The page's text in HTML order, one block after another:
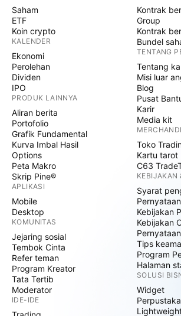
Saham
ETF
Koin crypto
KALENDER
Ekonomi
Perolehan
Dividen
IPO
PRODUK LAINNYA
Aliran berita
Portofolio
Grafik Fundamental
Kurva Imbal Hasil
Options
Peta Makro
Skrip Pine®
APLIKASI
Mobile
Desktop
KOMUNITAS
Jejaring sosial
Tembok Cinta
Refer teman
Program Kreator
Tata Tertib
Moderator
IDE-IDE
Kontrak
Group
Kontrak
Bundel
TENTANG
Tentang
Misi luar
Blog
Pusat
Karir
Media kit
Toko
Kartu
C63
KEBIJAKAN
Syarat
Kebijakan
Kebijakan
Tips
Program
Halaman
SOLUSI
Widget